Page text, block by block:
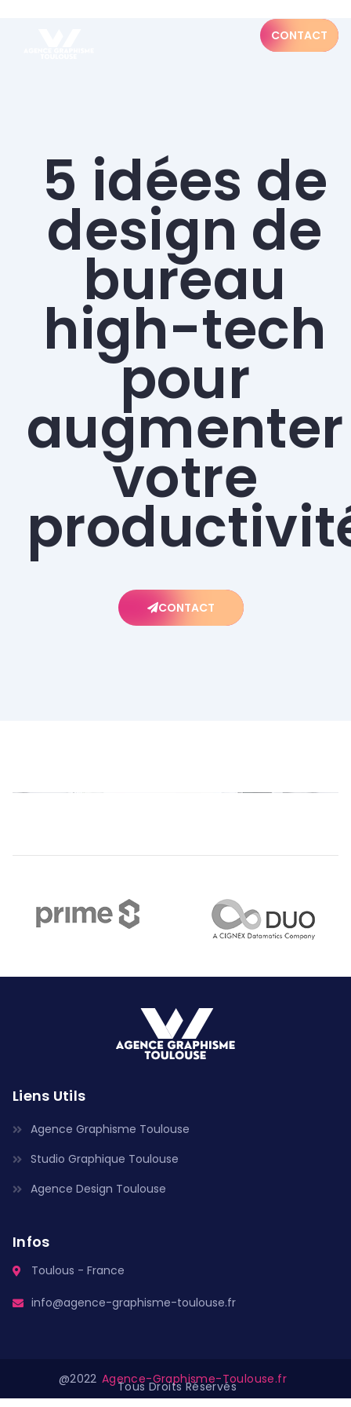
CONTACT
5 idées de
design de
bureau
high-tech
pour
augmenter
votre
CONTACT
Liens Utils
Agence Graphisme Toulouse
Studio Graphique Toulouse
Agence Design Toulouse
Infos
Toulous - France
info@agence-graphisme-toulouse.fr
@2022 Agence-Graphisme-Toulouse.fr
Tous Droits Réservés